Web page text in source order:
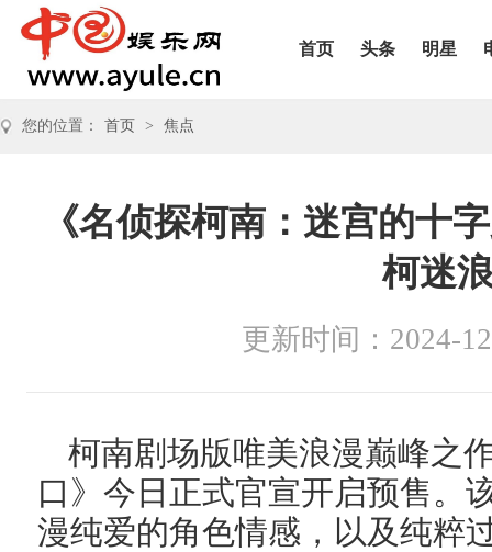
首页 头条 明星
您的位置： 首页 > 焦点
《名侦探柯南：迷宫的十
柯迷
更新时间：2024-
柯南剧场版唯美浪漫巅峰之
口》今日正式官宣开启预售。
漫纯爱的角色情感，以及纯粹